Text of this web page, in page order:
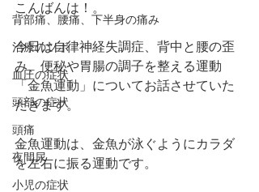
背部痛、腰痛、下半身の痛み
治療のツボ
血圧の症状
頭部の症状
頭痛
夜間尿
小児の症状
こんばんは！。
今日は自律神経失調症、背中と腰の歪
み、便秘や胃腸の調子を整える運動
「金魚運動」についてお話させていた
だきます。
金魚運動は、金魚が泳ぐようにカラダ
を左右に振る運動です。